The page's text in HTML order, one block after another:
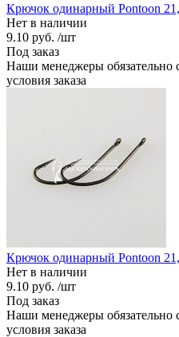
Крючок одинарный Pontoon
Нет в наличии
9.10 руб. /шт
Под заказ
Наши менеджеры обязательно
условия заказа
Крючок одинарный Pontoon
Нет в наличии
9.10 руб. /шт
Под заказ
Наши менеджеры обязательно
условия заказа